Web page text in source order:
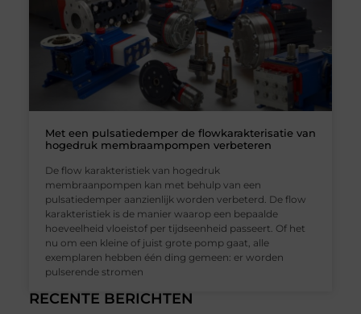
RECENTE BERICHTEN
Met een pulsatiedemper de flowkarakterisatie van
hogedruk membraampompen verbeteren
De flow karakteristiek van hogedruk
membraanpompen kan met behulp van een
pulsatiedemper aanzienlijk worden verbeterd. De flow
karakteristiek is de manier waarop een bepaalde
hoeveelheid vloeistof per tijdseenheid passeert. Of het
nu om een kleine of juist grote pomp gaat, alle
exemplaren hebben één ding gemeen: er worden
pulserende stromen